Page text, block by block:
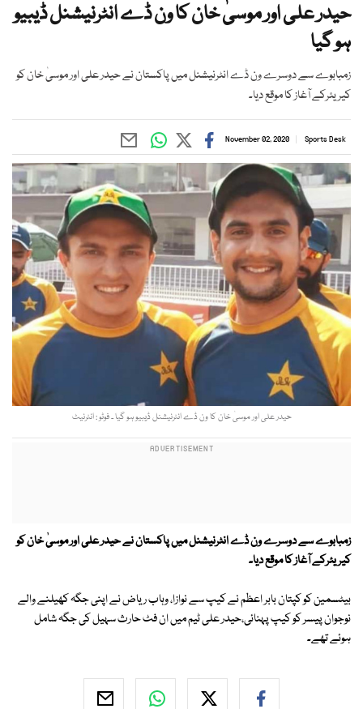
حیدر علی اور موسیٰ خان کا ون ڈے انٹرنیشنل ڈیبیو
ہو گیا
زمبابوے سے دوسرے ون ڈے انٹرنیشنل میں پاکستان نے حیدر علی اور موسیٰ خان کو
کیریئرکے آغاز کا موقع دیا۔
Sports Desk
November 02, 2020
حیدر علی اور موسیٰ خان کا ون ڈے انٹرنیشنل ڈیبیو ہو گیا ۔ فوٹو : انٹرنیٹ
زمبابوے سے دوسرے ون ڈے انٹرنیشنل میں پاکستان نے حیدر علی اور موسیٰ خان کو
کیریئرکے آغاز کا موقع دیا۔
بیٹسمین کو کپتان بابر اعظم نے کیپ سے نوازا، وہاب ریاض نے اپنی جگہ کھیلنے والے
نوجوان پیسر کو کیپ پہنائی،حیدر علی ٹیم میں ان فٹ حارث سہیل کی جگہ شامل
ہوئے تھے۔